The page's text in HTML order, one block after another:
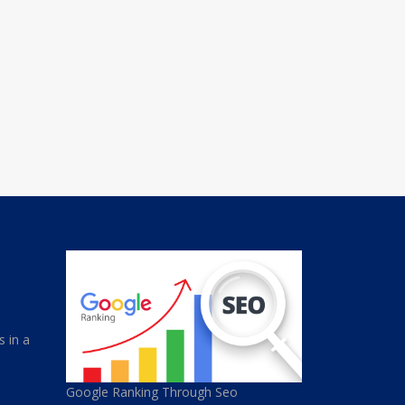
in a
Google Ranking Through Seo